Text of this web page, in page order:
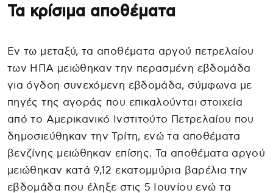
Τα κρίσιμα αποθέματα
Εν τω μεταξύ, τα αποθέματα αργού πετρελαίου
των ΗΠΑ μειώθηκαν την περασμένη εβδομάδα
για όγδοη συνεχόμενη εβδομάδα, σύμφωνα με
πηγές της αγοράς που επικαλούνται στοιχεία
από το Αμερικανικό Ινστιτούτο Πετρελαίου που
δημοσιεύθηκαν την Τρίτη, ενώ τα αποθέματα
βενζίνης μειώθηκαν επίσης. Τα αποθέματα αργού
μειώθηκαν κατά 9,12 εκατομμύρια βαρέλια την
εβδομάδα που έληξε στις 5 Ιουνίου ενώ τα